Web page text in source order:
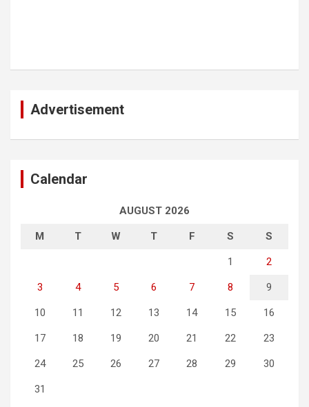
Advertisement
Calendar
AUGUST 2026
M T W T F S S
1 2
3 4 5 6 7 8 9
10 11 12 13 14 15 16
17 18 19 20 21 22 23
24 25 26 27 28 29 30
31